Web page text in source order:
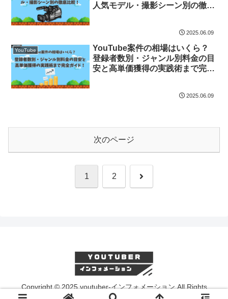
人気モデル・撮影シーン別の徹底
2025.06.09
YouTube
YouTube案件の相場はいくら？
登録者数別・ジャンル別料金の目
安と高単価獲得の実践術まで完全
2025.06.09
次のページ
1 2 次
Copyright © 2025 youtuber-インフォメーション All Rights